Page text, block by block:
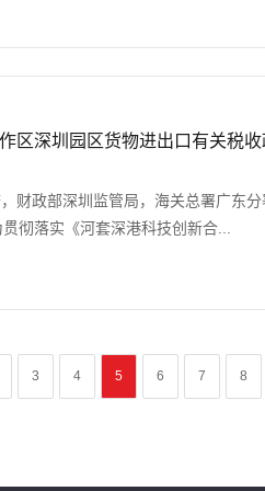
区深圳园区货物进出口有关税收
财政部深圳监管局，海关总署广东
彻落实《河套深港科技创新合...
3 4 5 6 7 8